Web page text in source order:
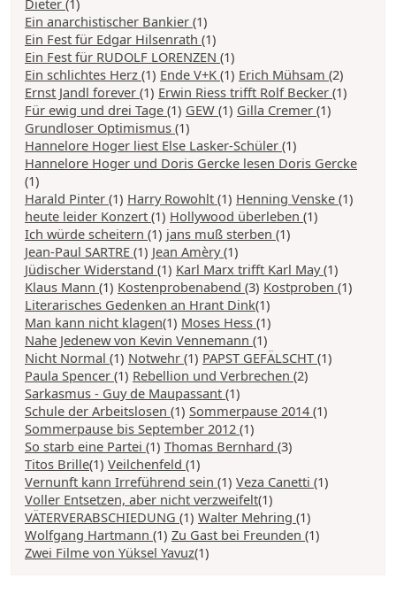
Dieter (1)
Ein anarchistischer Bankier (1)
Ein Fest für Edgar Hilsenrath (1)
Ein Fest für RUDOLF LORENZEN (1)
Ein schlichtes Herz (1) Ende V+K (1) Erich Mühsam (2)
Ernst Jandl forever (1) Erwin Riess trifft Rolf Becker (1)
Für ewig und drei Tage (1) GEW (1) Gilla Cremer (1)
Grundloser Optimismus (1)
Hannelore Hoger liest Else Lasker-Schüler (1)
Hannelore Hoger und Doris Gercke lesen Doris Gercke
(1)
Harald Pinter (1) Harry Rowohlt (1) Henning Venske (1)
heute leider Konzert (1) Hollywood überleben (1)
Ich würde scheitern (1) jans muß sterben (1)
Jean-Paul SARTRE (1) Jean Amèry(1)
Jüdischer Widerstand (1) Karl Marx trifft Karl May(1)
Klaus Mann (1) Kostenprobenabend (3) Kostproben (1)
Literarisches Gedenken an Hrant Dink(1)
Man kann nicht klagen(1) Moses Hess (1)
Nahe Jedenew von Kevin Vennemann (1)
Nicht Normal (1) Notwehr (1) PAPST GEFÄLSCHT (1)
Paula Spencer (1) Rebellion und Verbrechen (2)
Sarkasmus - Guy de Maupassant (1)
Schule der Arbeitslosen (1) Sommerpause 2014 (1)
Sommerpause bis September 2012 (1)
So starb eine Partei (1) Thomas Bernhard (3)
Titos Brille(1) Veilchenfeld (1)
Vernunft kann Irreführend sein (1) Veza Canetti (1)
Voller Entsetzen, aber nicht verzweifelt(1)
VÄTERVERABSCHIEDUNG (1) Walter Mehring (1)
Wolfgang Hartmann (1) Zu Gast bei Freunden (1)
Zwei Filme von Yüksel Yavuz(1)